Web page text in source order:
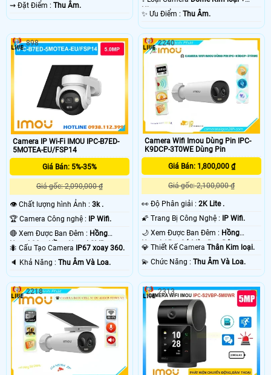
️⇝ Đặt Điểm : Thu Âm.
Nhựa.
️✨ Ưu Điểm :Thu Âm.
Camera IP Wi-Fi IMOU IPC-B7ED-
5MOTEA-EU/FSP14
Giá Bán: 5%-35%
Giá gốc: 2,090,000 ₫
👁 Chất lượng hình Ảnh : 3k .
🏆 Camera Công nghệ : IP Wifi.
🔴 Xem Được Ban Đêm : Hồng
Ngoại 30m Hồng Ngoại SMD.
🐜 Cấu Tạo Camera IP67 xoay 360.
️🔈 Khả Năng : Thu Âm Và Loa.
898
Camera Wifi Imou Dùng Pin IPC-
K9DCP-3T0WE Dùng Pin
Giá Bán: 1,800,000 ₫
Giá gốc: 2,100,000 ₫
️👀 Độ Phân giải :2K Lite .
🌠 Trang Bị Công Nghệ : IP Wifi.
🌙 Xem Được Ban Đêm : Hồng
Ngoại 15m Có Màu Ban Ðêm.
💎 Thiết Kế CameraThân Kim loại.
️💫 Chức Năng :Thu Âm Và Loa.
2240
2218 2313